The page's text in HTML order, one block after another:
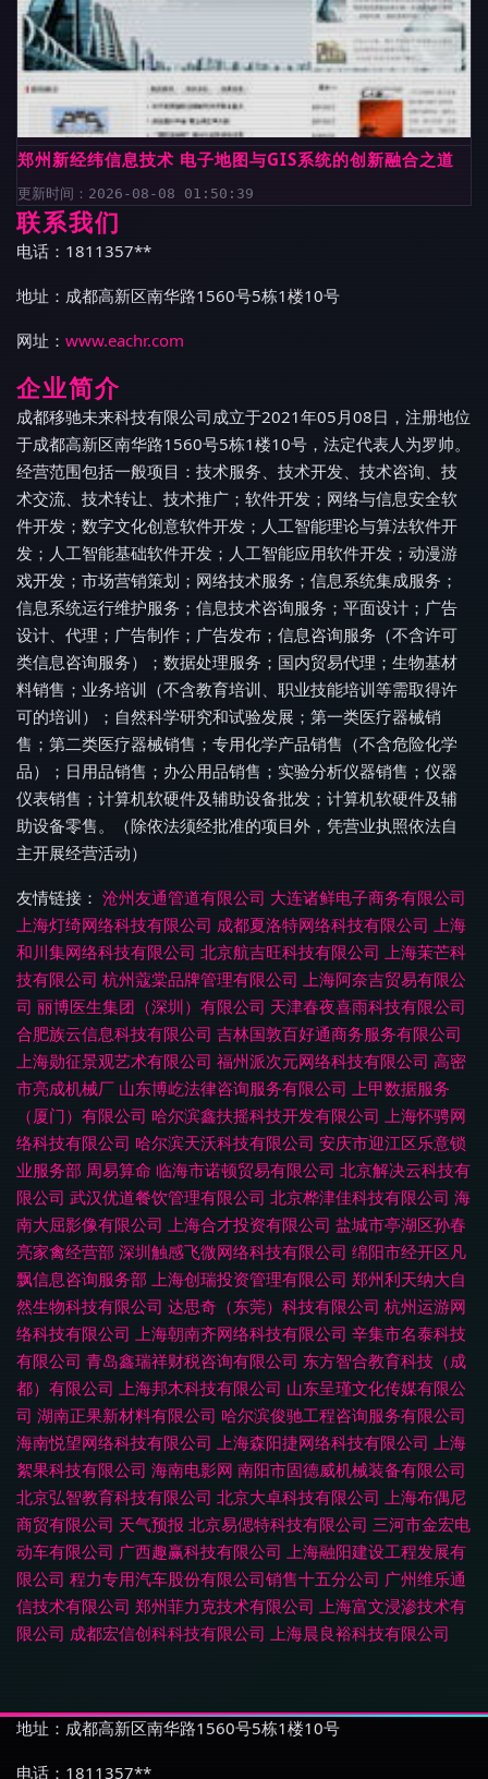
郑州新经纬信息技术 电子地图与GIS系统的创新融合之道
更新时间：2026-08-08 01:50:39
联系我们
电话：1811357**
地址：成都高新区南华路1560号5栋1楼10号
网址： www.eachr.com
企业简介
成都移驰未来科技有限公司成立于2021年05月08日，注册地位
于成都高新区南华路1560号5栋1楼10号，法定代表人为罗帅。
经营范围包括一般项目：技术服务、技术开发、技术咨询、技
术交流、技术转让、技术推广；软件开发；网络与信息安全软
件开发；数字文化创意软件开发；人工智能理论与算法软件开
发；人工智能基础软件开发；人工智能应用软件开发；动漫游
戏开发；市场营销策划；网络技术服务；信息系统集成服务；
信息系统运行维护服务；信息技术咨询服务；平面设计；广告
设计、代理；广告制作；广告发布；信息咨询服务（不含许可
类信息咨询服务）；数据处理服务；国内贸易代理；生物基材
料销售；业务培训（不含教育培训、职业技能培训等需取得许
可的培训）；自然科学研究和试验发展；第一类医疗器械销
售；第二类医疗器械销售；专用化学产品销售（不含危险化学
品）；日用品销售；办公用品销售；实验分析仪器销售；仪器
仪表销售；计算机软硬件及辅助设备批发；计算机软硬件及辅
助设备零售。（除依法须经批准的项目外，凭营业执照依法自
主开展经营活动）
友情链接： 沧州友通管道有限公司 大连诸鲜电子商务有限公司
上海灯绮网络科技有限公司 成都夏洛特网络科技有限公司 上海
和川集网络科技有限公司 北京航吉旺科技有限公司 上海茉芒科
技有限公司 杭州蔻棠品牌管理有限公司 上海阿奈吉贸易有限公
司 丽博医生集团（深圳）有限公司 天津春夜喜雨科技有限公司
合肥族云信息科技有限公司 吉林国敦百好通商务服务有限公司
上海勋征景观艺术有限公司 福州派次元网络科技有限公司 高密
市亮成机械厂 山东博屹法律咨询服务有限公司 上甲数据服务
（厦门）有限公司 哈尔滨鑫扶摇科技开发有限公司 上海怀骋网
络科技有限公司 哈尔滨天沃科技有限公司 安庆市迎江区乐意锁
业服务部 周易算命 临海市诺顿贸易有限公司 北京解决云科技有
限公司 武汉优道餐饮管理有限公司 北京桦津佳科技有限公司 海
南大屈影像有限公司 上海合才投资有限公司 盐城市亭湖区孙春
亮家禽经营部 深圳触感飞微网络科技有限公司 绵阳市经开区凡
飘信息咨询服务部 上海创瑞投资管理有限公司 郑州利天纳大自
然生物科技有限公司 达思奇（东莞）科技有限公司 杭州运游网
络科技有限公司 上海朝南齐网络科技有限公司 辛集市名泰科技
有限公司 青岛鑫瑞祥财税咨询有限公司 东方智合教育科技（成
都）有限公司 上海邦木科技有限公司 山东呈瑾文化传媒有限公
司 湖南正果新材料有限公司 哈尔滨俊驰工程咨询服务有限公司
海南悦望网络科技有限公司 上海森阳捷网络科技有限公司 上海
絮果科技有限公司 海南电影网 南阳市固德威机械装备有限公司
北京弘智教育科技有限公司 北京大卓科技有限公司 上海布偶尼
商贸有限公司 天气预报 北京易偲特科技有限公司 三河市金宏电
动车有限公司 广西趣赢科技有限公司 上海融阳建设工程发展有
限公司 程力专用汽车股份有限公司销售十五分公司 广州维乐通
信技术有限公司 郑州菲力克技术有限公司 上海富文浸渗技术有
限公司 成都宏信创科科技有限公司 上海晨良裕科技有限公司
地址：成都高新区南华路1560号5栋1楼10号
电话：1811357**